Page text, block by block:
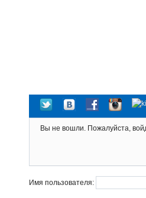
Вы не вошли. Пожалуйста,
Имя пользователя: